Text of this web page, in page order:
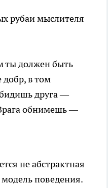
рубаи мыслителя
ты должен быть
добр, в том
друга —
обнимешь —
не абстрактная
поведения.